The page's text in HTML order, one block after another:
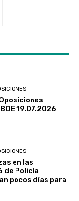
19.07.2026
en las
de Policía
pocos días para